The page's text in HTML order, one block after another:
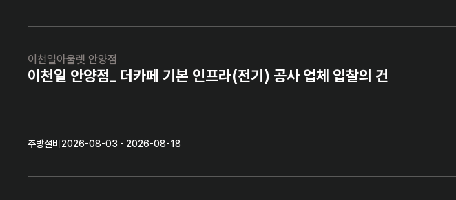
이천일아울렛 안양점
이천일 안양점_ 더카페 기본 인프라(전기) 공사 업체 입찰의 건
주방설비 2026-08-03 - 2026-08-18